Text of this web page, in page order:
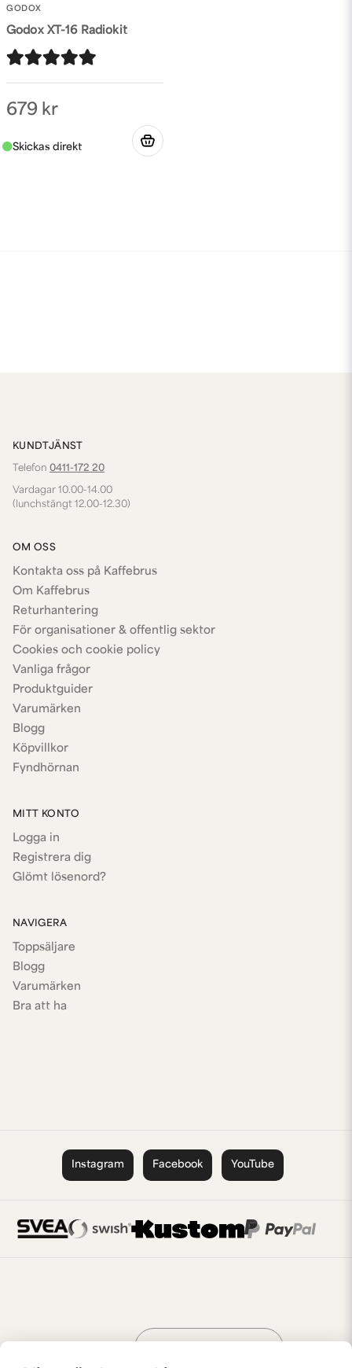
GODOX
Godox XT-16 Radiokit
679 kr
KUNDTJÄNST
Telefon 0411-172 20
Vardagar 10.00-14.00
(lunchstängt 12.00-12.30)
OM OSS
Kontakta oss på Kaffebrus
Om Kaffebrus
Returhantering
För organisationer & offentlig sektor
Cookies och cookie policy
Vanliga frågor
Produktguider
Varumärken
Blogg
Köpvillkor
Fyndhörnan
MITT KONTO
Logga in
Registrera dig
Glömt lösenord?
NAVIGERA
Toppsäljare
Blogg
Varumärken
Bra att ha
Instagram Facebook YouTube
AV KREATÖRER